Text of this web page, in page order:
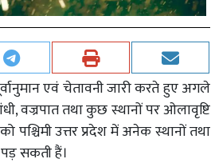
एवं चेतावनी जारी करते हुए अगले
वज्रपात तथा कुछ स्थानों पर ओलावृष्टि
पश्चिमी उत्तर प्रदेश में अनेक स्थानों तथा
सकती हैं।